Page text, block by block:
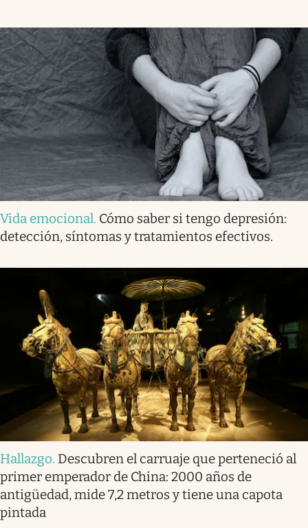
Vida emocional. Cómo saber si tengo depresión:
detección, síntomas y tratamientos efectivos.
Hallazgo. Descubren el carruaje que perteneció al
primer emperador de China: 2000 años de
antigüedad, mide 7,2 metros y tiene una capota
pintada